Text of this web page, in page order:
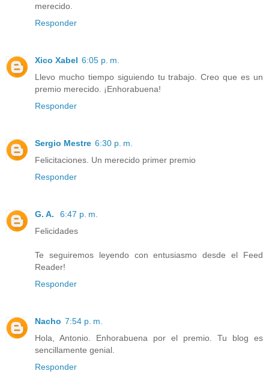
merecido.
Responder
Xico Xabel 6:05 p. m.
Llevo mucho tiempo siguiendo tu trabajo. Creo que es un
premio merecido. ¡Enhorabuena!
Responder
Sergio Mestre 6:30 p. m.
Felicitaciones. Un merecido primer premio
Responder
G. A.
6:47 p. m.
Felicidades
Te seguiremos leyendo con entusiasmo desde el Feed
Reader!
Responder
Nacho 7:54 p. m.
Hola, Antonio. Enhorabuena por el premio. Tu blog es
sencillamente genial.
Responder